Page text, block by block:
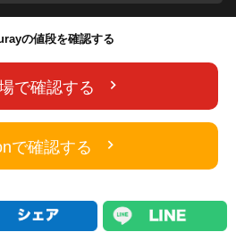
の値段を確認する
で確認する
で確認する